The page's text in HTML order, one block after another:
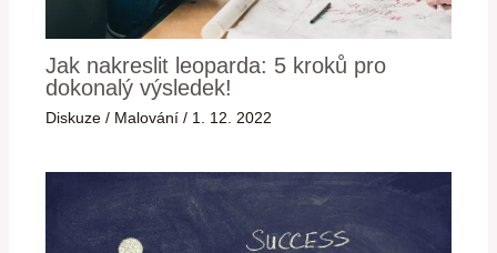
Jak nakreslit leoparda: 5 kroků pro
dokonalý výsledek!
Diskuze / Malování / 1. 12. 2022